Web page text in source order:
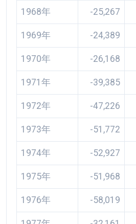
1968年 -25,267
1969年 -24,389
1970年 -26,168
1971年 -39,385
1972年 -47,226
1973年 -51,772
1974年 -52,927
1975年 -51,968
1976年 -58,019